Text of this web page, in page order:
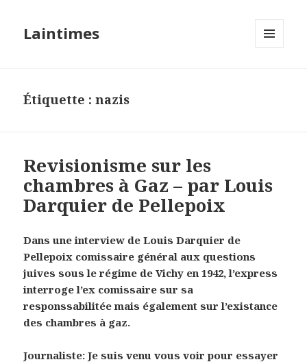
Laintimes
Étiquette :nazis
Revisionisme sur les
chambres à Gaz – par Louis
Darquier de Pellepoix
Dans une interview de Louis Darquier de
Pellepoix comissaire général aux questions
juives sous le régime de Vichy en 1942, l’express
interroge l’ex comissaire sur sa
responssabilitée mais également sur l’existance
des chambres à gaz.
Journaliste: Je suis venu vous voir pour essayer